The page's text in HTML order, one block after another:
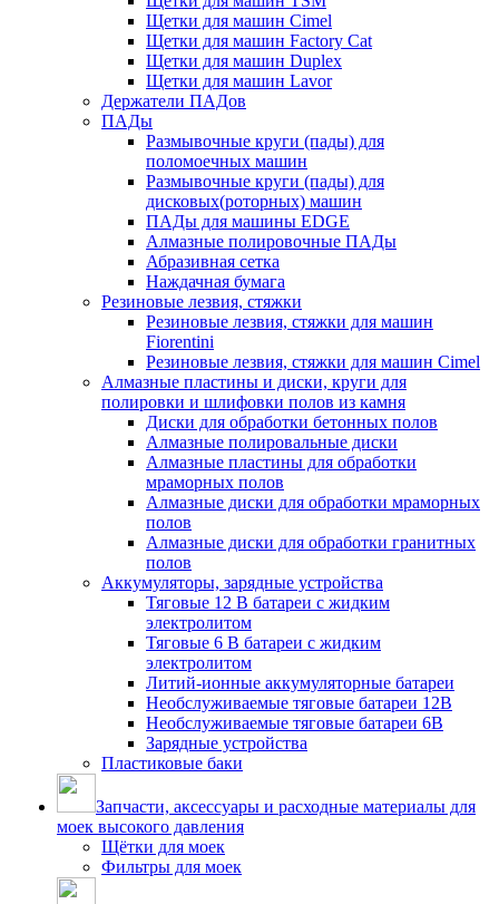
Щетки для машин Cimel
Щетки для машин Factory Cat
Щетки для машин Duplex
Щетки для машин Lavor
Держатели ПАДов
ПАДы
Размывочные круги (пады) для
поломоечных машин
Размывочные круги (пады) для
дисковых(роторных) машин
ПАДы для машины EDGE
Алмазные полировочные ПАДы
Абразивная сетка
Наждачная бумага
Резиновые лезвия, стяжки
Резиновые лезвия, стяжки для машин
Fiorentini
Резиновые лезвия, стяжки для машин Cimel
Алмазные пластины и диски, круги для
полировки и шлифовки полов из камня
Диски для обработки бетонных полов
Алмазные полировальные диски
Алмазные пластины для обработки
мраморных полов
Алмазные диски для обработки мраморных
полов
Алмазные диски для обработки гранитных
полов
Аккумуляторы, зарядные устройства
Тяговые 12 В батареи с жидким
электролитом
Тяговые 6 В батареи с жидким
электролитом
Литий-ионные аккумуляторные батареи
Необслуживаемые тяговые батареи 12В
Необслуживаемые тяговые батареи 6В
Зарядные устройства
Пластиковые баки
Запчасти, аксессуары и расходные материалы для
моек высокого давления
Щётки для моек
Фильтры для моек